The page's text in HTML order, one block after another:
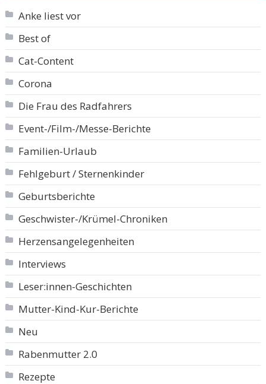
Anke liest vor
Best of
Cat-Content
Corona
Die Frau des Radfahrers
Event-/Film-/Messe-Berichte
Familien-Urlaub
Fehlgeburt / Sternenkinder
Geburtsberichte
Geschwister-/Krümel-Chroniken
Herzensangelegenheiten
Interviews
Leser:innen-Geschichten
Mutter-Kind-Kur-Berichte
Neu
Rabenmutter 2.0
Rezepte